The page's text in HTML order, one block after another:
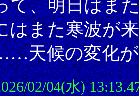
て、明日はま
はまた寒波が
天候の変化が
02/04(水)